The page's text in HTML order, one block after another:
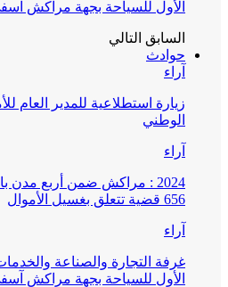
الأول للسياحة بجهة مراكش
السابق التالي
حوادث
آراء
زيارة استطلاعية للمدير العام
الوطني
آراء
2024 : مراكش ضمن أربع
656 قضية تتعلق بغسيل الأموال
آراء
غرفة التجارة والصناعة
الأول للسياحة بجهة مراكش